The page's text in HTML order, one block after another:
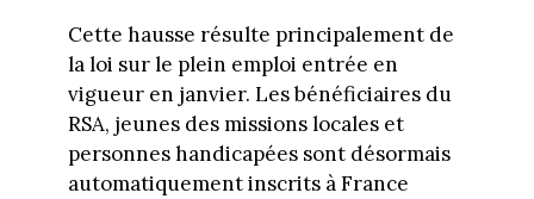
Cette hausse résulte principalement de
la loi sur le plein emploi entrée en
vigueur en janvier. Les bénéficiaires du
RSA, jeunes des missions locales et
personnes handicapées sont désormais
automatiquement inscrits à France